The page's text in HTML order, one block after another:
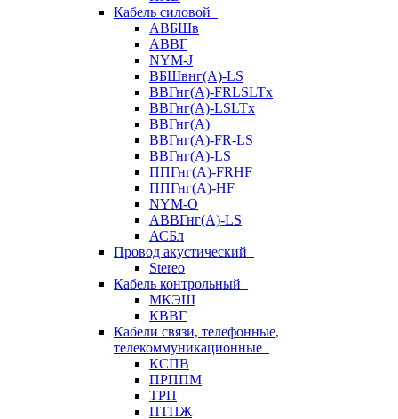
Кабель силовой
АВБШв
АВВГ
NYM-J
ВБШвнг(А)-LS
ВВГнг(A)-FRLSLTx
ВВГнг(A)-LSLTx
ВВГнг(А)
ВВГнг(А)-FR-LS
ВВГнг(А)-LS
ППГнг(А)-FRHF
ППГнг(А)-HF
NYM-O
АВВГнг(А)-LS
АСБл
Провод акустический
Stereo
Кабель контрольный
МКЭШ
КВВГ
Кабели связи, телефонные,
телекоммуникационные
КСПВ
ПРППМ
ТРП
ПТПЖ